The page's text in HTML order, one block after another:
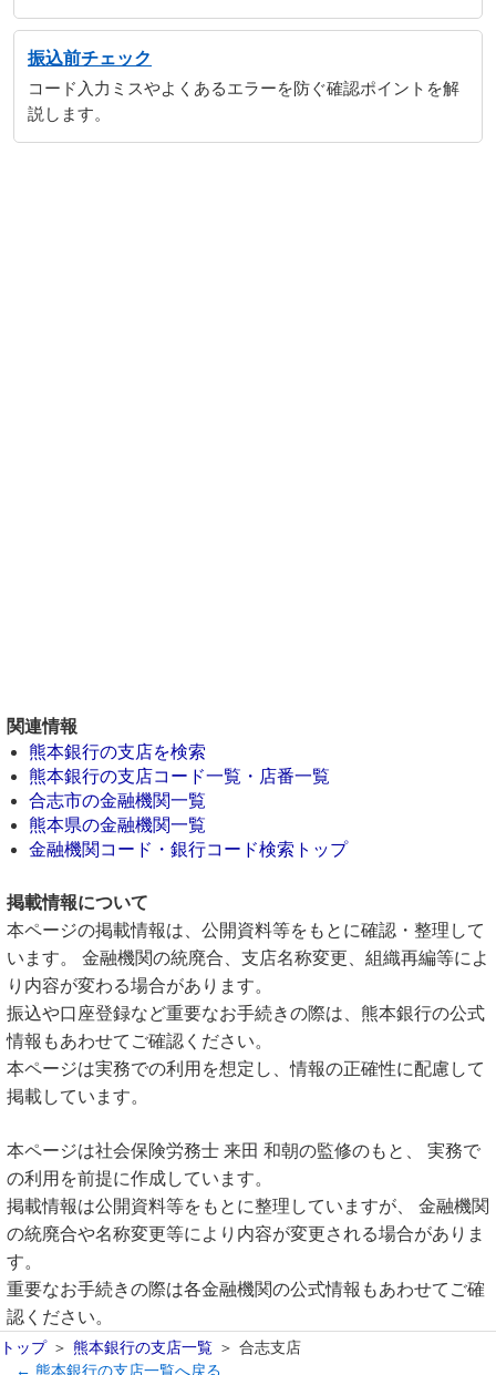
振込前チェック
コード入力ミスやよくあるエラーを防ぐ確認ポイントを解
説します。
関連情報
熊本銀行の支店を検索
熊本銀行の支店コード一覧・店番一覧
合志市の金融機関一覧
熊本県の金融機関一覧
金融機関コード・銀行コード検索トップ
掲載情報について
本ページの掲載情報は、公開資料等をもとに確認・整理して
います。 金融機関の統廃合、支店名称変更、組織再編等によ
り内容が変わる場合があります。
振込や口座登録など重要なお手続きの際は、熊本銀行の公式
情報もあわせてご確認ください。
本ページは実務での利用を想定し、情報の正確性に配慮して
掲載しています。
本ページは社会保険労務士 来田 和朝の監修のもと、 実務で
の利用を前提に作成しています。
掲載情報は公開資料等をもとに整理していますが、 金融機関
の統廃合や名称変更等により内容が変更される場合がありま
す。
重要なお手続きの際は各金融機関の公式情報もあわせてご確
認ください。
トップ 熊本銀行の支店一覧
合志支店
← 熊本銀行の支店一覧へ戻る